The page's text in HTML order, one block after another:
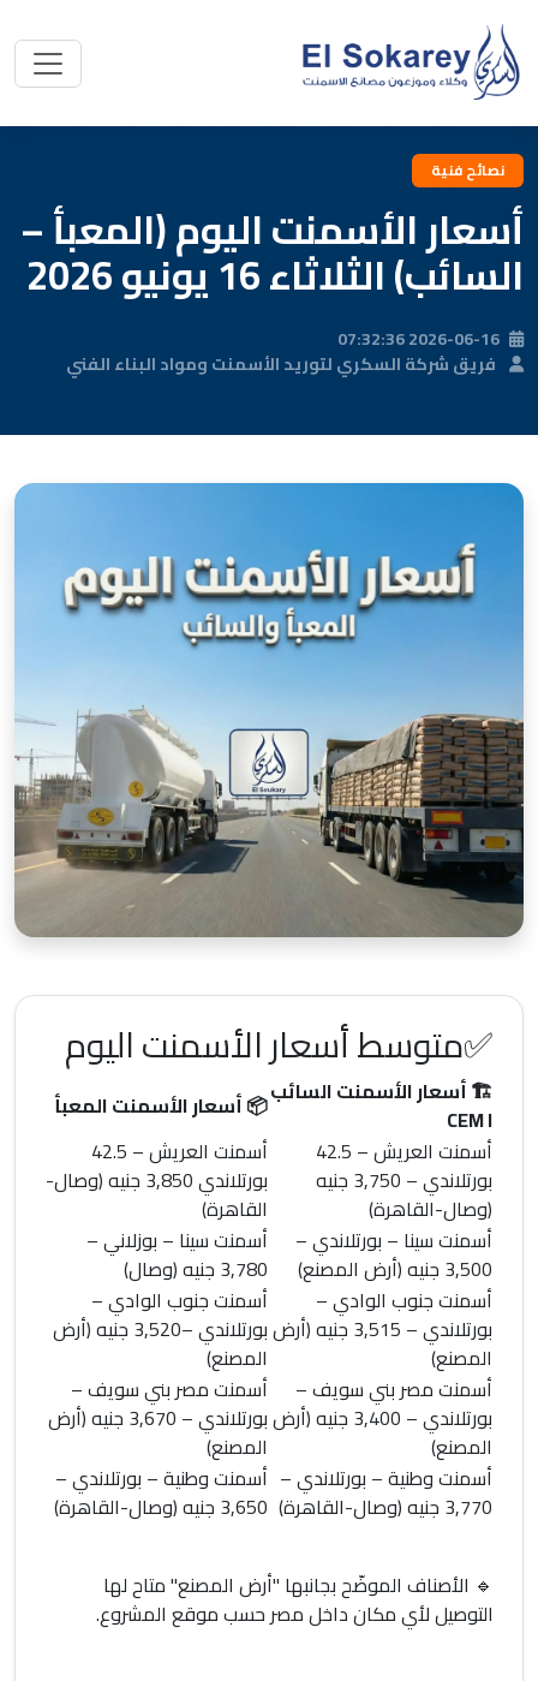
نصائح فنية
أسعار الأسمنت اليوم (المعبأ –
السائب) الثلاثاء 16 يونيو 2026
2026-06-16 07:32:36
فريق شركة السكري لتوريد الأسمنت ومواد البناء الفني
✅متوسط أسعار الأسمنت اليوم
🏗️أسعار الأسمنت السائب
CEM I
📦أسعار الأسمنت المعبأ
أسمنت العريش
– 42.5
بورتلاندي – 3,750 جنيه
(وصال-القاهرة)
أسمنت العريش
– 42.5
بورتلاندي3,850 جنيه
(وصال-
القاهرة)
أسمنت سينا – بورتلاندي –
3,500 جنيه
(أرض المصنع)
أسمنت سينا – بوزلاني –
3,780 جنيه
(وصال)
أسمنت جنوب الوادي–
بورتلاندي – 3,515 جنيه
(أرض
المصنع)
أسمنت جنوب الوادي–
بورتلاندي –3,520 جنيه
(أرض
المصنع)
أسمنت مصر بني سويف–
بورتلاندي – 3,400 جنيه
(أرض
المصنع)
أسمنت مصر بني سويف–
بورتلاندي – 3,670 جنيه
(أرض
المصنع)
أسمنت وطنية– بورتلاندي –
3,770 جنيه
(وصال-القاهرة)
أسمنت وطنية– بورتلاندي –
3,650 جنيه
(وصال-القاهرة)
🔹 الأصناف الموضّح بجانبها "أرض المصنع" متاح لها
التوصيل لأي مكان داخل مصر حسب موقع المشروع.